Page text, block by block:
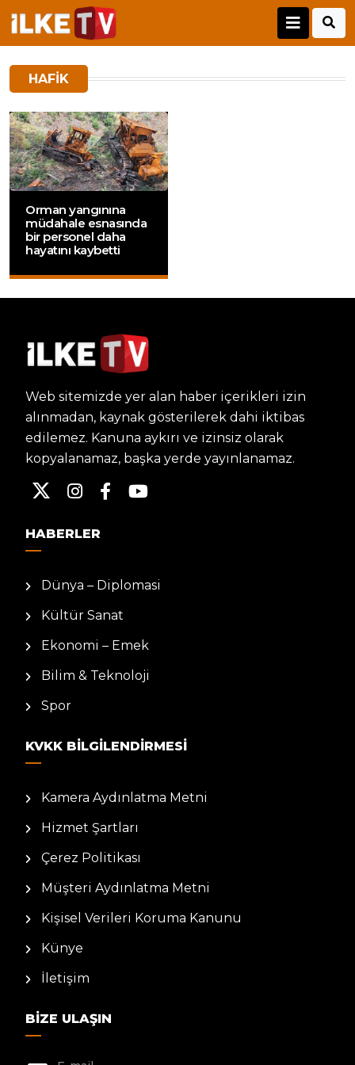
HAFIK
Orman yangınına
müdahale esnasında
bir personel daha
hayatını kaybetti
Web sitemizde yer alan haber içerikleri izin
alınmadan, kaynak gösterilerek dahi iktibas
edilemez. Kanuna aykırı ve izinsiz olarak
kopyalanamaz, başka yerde yayınlanamaz.
HABERLER
Dünya – Diplomasi
Kültür Sanat
Ekonomi – Emek
Bilim & Teknoloji
Spor
KVKK BILGILENDIRMESI
Kamera Aydınlatma Metni
Hizmet Şartları
Çerez Politikası
Müşteri Aydınlatma Metni
Kişisel Verileri Koruma Kanunu
Künye
İletişim
BIZE ULAŞIN